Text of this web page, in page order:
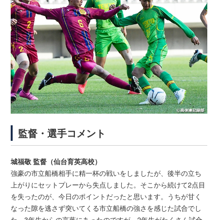
監督・選手コメント
城福敬 監督（仙台育英高校）
強豪の市立船橋相手に精一杯の戦いをしましたが、後半の立ち
上がりにセットプレーから失点しました。そこから続けて2点目
を失ったのが、今日のポイントだったと思います。うちが甘く
なった隙を逃さず突いてくる市立船橋の強さを感じた試合でし